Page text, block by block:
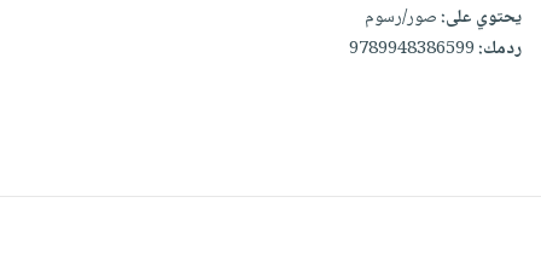
يحتوي على:صور/رسوم
ردمك:9789948386599